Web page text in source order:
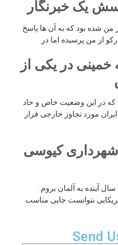
یک خبرنگار
شده بود که به آن ها پاسخ
از من پرسیده اما در
خمینی در یکی از
که در این وضعیت خاص و حاد
مورد تجاوز خارجی قرار
شهرداری کیوسی
سال آینده به آلمان بروم.
نتوانست جایی مناسب
Send